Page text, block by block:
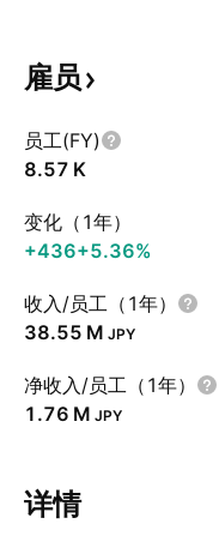
雇员
员工(FY)
‪8.57 K‬
变化（1年）
+436+5.36%
收入/员工（1年）
‪38.55 M‬ JPY
净收入/员工（1年）
‪1.76 M‬ JPY
详情